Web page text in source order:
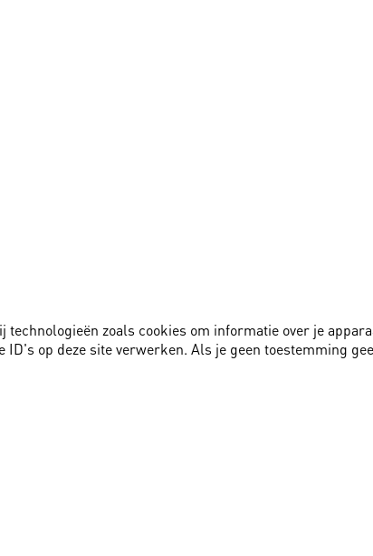
zoals cookies om informatie over je
op deze site verwerken. Als je geen toestemming